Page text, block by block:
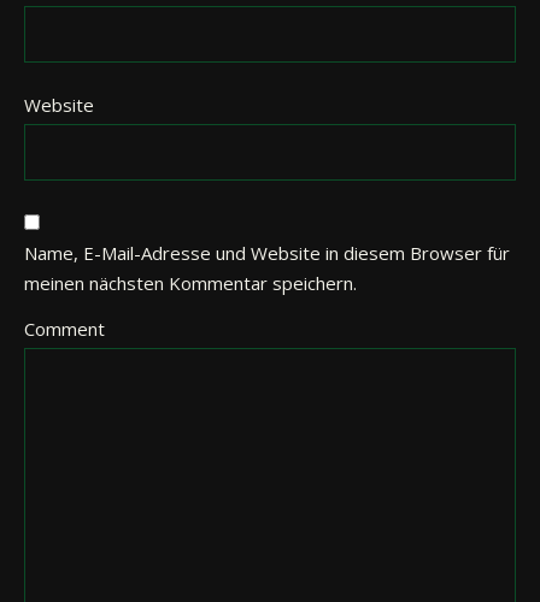
Website
Name, E-Mail-Adresse und Website in diesem Browser für
meinen nächsten Kommentar speichern.
Comment